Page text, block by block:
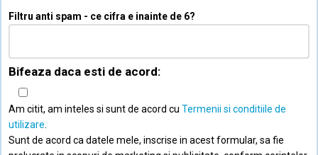
Filtru anti spam - ce cifra e inainte de 6?
Bifeaza daca esti de acord:
Am citit, am inteles si sunt de acord cu Termenii si conditiile de
utilizare
Sunt de acord ca datele mele, inscrise in acest formular, sa fie